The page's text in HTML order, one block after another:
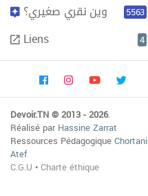
وين نقري صغيري؟ 5563
Liens 4
Devoir.TN © 2013 - 2026.
Réalisé parHassine Zarrat
Ressources PédagogiqueChortani
Atef
C.G.U •Charte éthique